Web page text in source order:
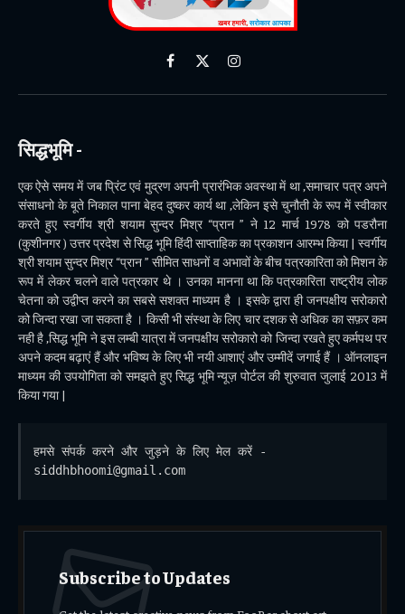
Facebook
X
Instagram
सिद्धभूमि -
एक ऐसे समय में जब प्रिंट एवं मुद्रण अपनी प्रारंभिक अवस्था में था ,समाचार पत्र अपने
संसाधनो के बूते निकाल पाना बेहद दुष्कर कार्य था ,लेकिन इसे चुनौती के रूप में स्वीकार
करते हुए स्वर्गीय श्री शयाम सुन्दर मिश्र “प्रान ” ने 12 मार्च 1978 को पडरौना
(कुशीनगर ) उत्तर प्रदेश से सिद्ध भूमि हिंदी साप्ताहिक का प्रकाशन आरम्भ किया | स्वर्गीय
श्री शयाम सुन्दर मिश्र “प्रान ” सीमित साधनों व अभावों के बीच पत्रकारिता को मिशन के
रूप में लेकर चलने वाले पत्रकार थे । उनका मानना था कि पत्रकारिता राष्ट्रीय लोक
चेतना को उद्वीप्त करने का सबसे सशक्त माध्यम है । इसके द्वारा ही जनपक्षीय सरोकारो
को जिन्दा रखा जा सकता है । किसी भी संस्था के लिए चार दशक से अधिक का सफ़र कम
नही है ,सिद्ध भूमि ने इस लम्बी यात्रा में जनपक्षीय सरोकारो को जिन्दा रखते हुए कर्मपथ पर
अपने कदम बढ़ाएं हैं और भविष्य के लिए भी नयी आशाएं और उम्मीदें जगाई हैं । ऑनलाइन
माध्यम की उपयोगिता को समझते हुए सिद्ध भूमि न्यूज़ पोर्टल की शुरुवात जुलाई 2013 में
किया गया |
हमसे संपर्क करने और जुड़ने के लिए मेल करें -
siddhbhoomi@gmail.com
Subscribe to Updates